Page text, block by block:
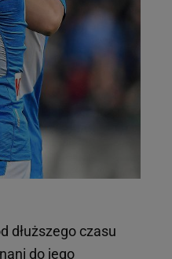
dłuższego czasu
do jego